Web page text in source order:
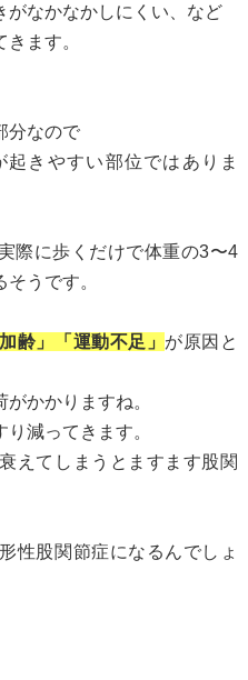
がなかなかしにくい、など
ます。
分なので
きやすい部位ではありま
際に歩くだけで体重の3〜4
うです。
齢」「運動不足」 が原因と
かかりますね。
減ってきます。
えてしまうとますます股関
性股関節症になるんでしょ